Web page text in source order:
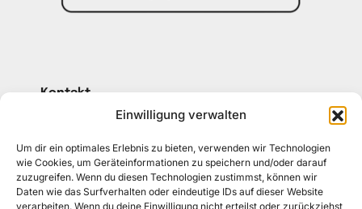
Einwilligung verwalten
Um dir ein optimales Erlebnis zu bieten, verwenden wir Technologien
wie Cookies, um Geräteinformationen zu speichern und/oder darauf
zuzugreifen. Wenn du diesen Technologien zustimmst, können wir
Daten wie das Surfverhalten oder eindeutige IDs auf dieser Website
verarbeiten. Wenn du deine Einwilligung nicht erteilst oder zurückziehst,
Kontakt
030 30 34 22 77
Unsere Richtlinien
ALLGEMEINE GESCHÄFTSBEDINGUNGEN